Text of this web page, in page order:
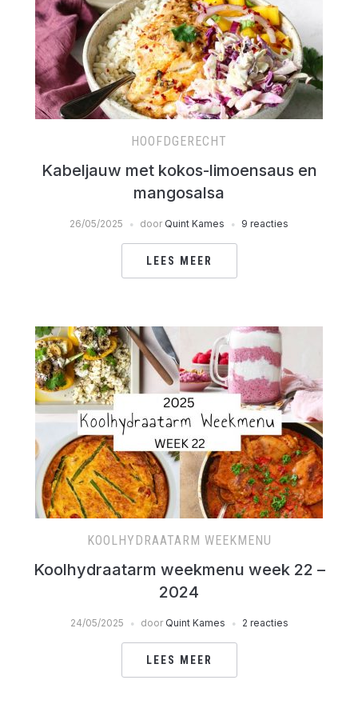
HOOFDGERECHT
Kabeljauw met kokos-limoensaus en
mangosalsa
26/05/2025 door Quint Kames 9 reacties
LEES MEER
KOOLHYDRAATARM WEEKMENU
Koolhydraatarm weekmenu week 22 –
2024
24/05/2025 door Quint Kames 2 reacties
LEES MEER